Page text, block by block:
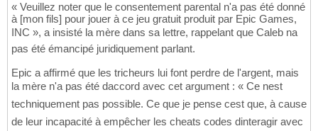
« Veuillez noter que le consentement parental n'a pas été donné
à [mon fils] pour jouer à ce jeu gratuit produit par Epic Games,
INC », a insisté la mère dans sa lettre, rappelant que Caleb na
pas été émancipé juridiquement parlant.
Epic a affirmé que les tricheurs lui font perdre de l'argent, mais
la mère n'a pas été daccord avec cet argument : « Ce nest
techniquement pas possible. Ce que je pense cest que, à cause
de leur incapacité à empêcher les cheats codes dinteragir avec